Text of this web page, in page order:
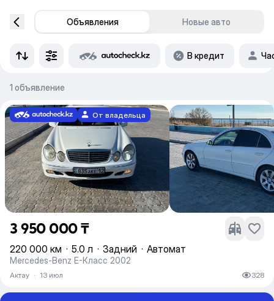
Объявления Новые авто
В кредит
1 объявление
От владельца
3 950 000 ₸
220 000 км · 5.0 л · Задний · Автомат
Mercedes-Benz E-Класс 2002
Актау · 13 июл 328